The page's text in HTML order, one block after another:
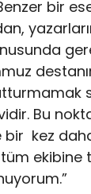
bir
Bu
kez daha
ekibine